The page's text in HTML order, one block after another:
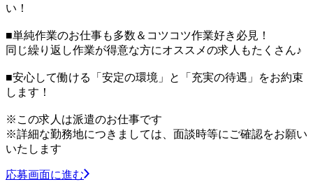
い！
■単純作業のお仕事も多数＆コツコツ作業好き必見！
同じ繰り返し作業が得意な方にオススメの求人もたくさん♪
■安心して働ける「安定の環境」と「充実の待遇」をお約束
します！
※この求人は派遣のお仕事です
※詳細な勤務地につきましては、面談時等にご確認をお願い
いたします
応募画面に進む